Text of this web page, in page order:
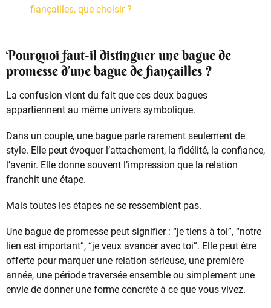
fiançailles, que choisir ?
Pourquoi faut-il distinguer une bague de
promesse d’une bague de fiançailles ?
La confusion vient du fait que ces deux bagues
appartiennent au même univers symbolique.
Dans un couple, une bague parle rarement seulement de
style. Elle peut évoquer l’attachement, la fidélité, la confiance,
l’avenir. Elle donne souvent l’impression que la relation
franchit une étape.
Mais toutes les étapes ne se ressemblent pas.
Une bague de promesse peut signifier : “je tiens à toi”, “notre
lien est important”, “je veux avancer avec toi”. Elle peut être
offerte pour marquer une relation sérieuse, une première
année, une période traversée ensemble ou simplement une
envie de donner une forme concrète à ce que vous vivez.